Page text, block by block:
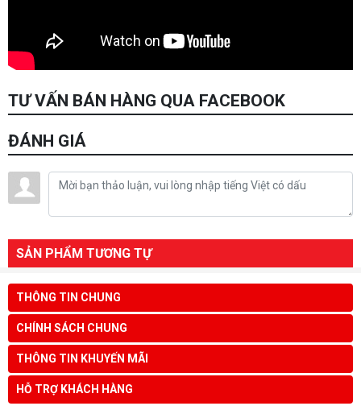
TƯ VẤN BÁN HÀNG QUA FACEBOOK
ĐÁNH GIÁ
SẢN PHẨM TƯƠNG TỰ
THÔNG TIN CHUNG
CHÍNH SÁCH CHUNG
THÔNG TIN KHUYẾN MÃI
HỖ TRỢ KHÁCH HÀNG